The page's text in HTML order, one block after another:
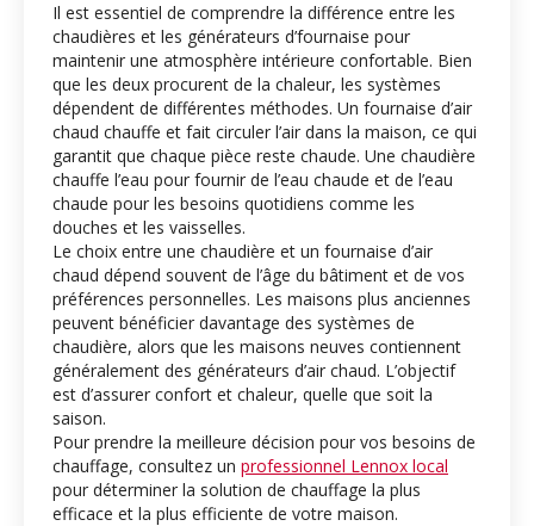
Il est essentiel de comprendre la différence entre les
chaudières et les générateurs d’fournaise pour
maintenir une atmosphère intérieure confortable. Bien
que les deux procurent de la chaleur, les systèmes
dépendent de différentes méthodes. Un fournaise d’air
chaud chauffe et fait circuler l’air dans la maison, ce qui
garantit que chaque pièce reste chaude. Une chaudière
chauffe l’eau pour fournir de l’eau chaude et de l’eau
chaude pour les besoins quotidiens comme les
douches et les vaisselles.
Le choix entre une chaudière et un fournaise d’air
chaud dépend souvent de l’âge du bâtiment et de vos
préférences personnelles. Les maisons plus anciennes
peuvent bénéficier davantage des systèmes de
chaudière, alors que les maisons neuves contiennent
généralement des générateurs d’air chaud. L’objectif
est d’assurer confort et chaleur, quelle que soit la
saison.
Pour prendre la meilleure décision pour vos besoins de
chauffage, consultez un professionnel Lennox local
pour déterminer la solution de chauffage la plus
efficace et la plus efficiente de votre maison.